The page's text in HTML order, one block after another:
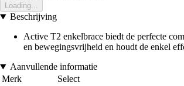
Loading...
Beschrijving
Active T2 enkelbrace biedt de perfecte
en bewegingsvrijheid en houdt de enkel
Aanvullende informatie
Merk
Select